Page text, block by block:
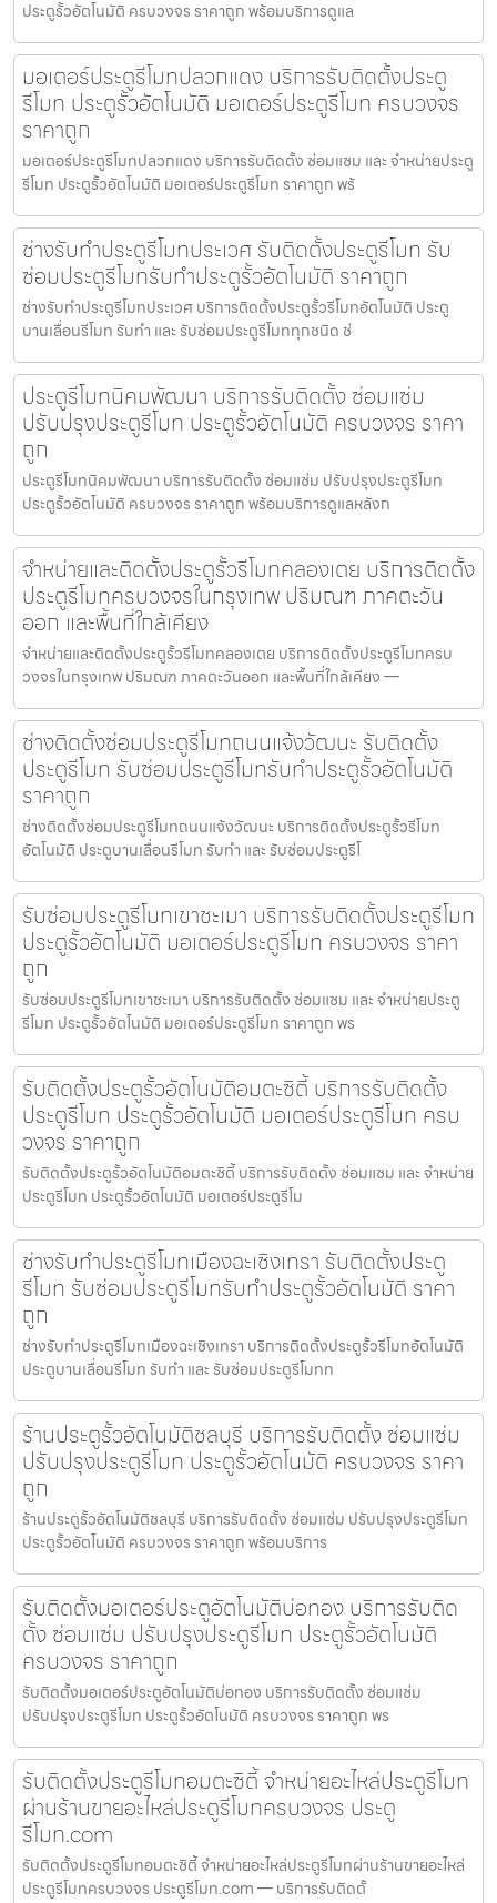
ประตูรั้วอัตโนมัติ ครบวงจร ราคาถูก พร้อมบริการดูแล
มอเตอร์ประตูรีโมทปลวกแดง บริการรับติดตั้งประตู
รีโมท ประตูรั้วอัตโนมัติ มอเตอร์ประตูรีโมท ครบวงจร
ราคาถูก
มอเตอร์ประตูรีโมทปลวกแดง บริการรับติดตั้ง ซ่อมแซม และ จำหน่ายประตู
รีโมท ประตูรั้วอัตโนมัติ มอเตอร์ประตูรีโมท ราคาถูก พร้
ช่างรับทำประตูรีโมทประเวศ รับติดตั้งประตูรีโมท รับ
ซ่อมประตูรีโมทรับทำประตูรั้วอัตโนมัติ ราคาถูก
ช่างรับทำประตูรีโมทประเวศ บริการติดตั้งประตูรั้วรีโมทอัตโนมัติ ประตู
บานเลื่อนรีโมท รับทำ และ รับซ่อมประตูรีโมททุกชนิด ช่
ประตูรีโมทนิคมพัฒนา บริการรับติดตั้ง ซ่อมแซ่ม
ปรับปรุงประตูรีโมท ประตูรั้วอัตโนมัติ ครบวงจร ราคา
ถูก
ประตูรีโมทนิคมพัฒนา บริการรับติดตั้ง ซ่อมแซ่ม ปรับปรุงประตูรีโมท
ประตูรั้วอัตโนมัติ ครบวงจร ราคาถูก พร้อมบริการดูแลหลังก
จำหน่ายและติดตั้งประตูรั้วรีโมทคลองเตย บริการติดตั้ง
ประตูรีโมทครบวงจรในกรุงเทพ ปริมณฑ ภาคตะวัน
ออก และพื้นที่ใกล้เคียง
จำหน่ายและติดตั้งประตูรั้วรีโมทคลองเตย บริการติดตั้งประตูรีโมทครบ
วงจรในกรุงเทพ ปริมณฑ ภาคตะวันออก และพื้นที่ใกล้เคียง —
ช่างติดตั้งซ่อมประตูรีโมทถนนแจ้งวัฒนะ รับติดตั้ง
ประตูรีโมท รับซ่อมประตูรีโมทรับทำประตูรั้วอัตโนมัติ
ราคาถูก
ช่างติดตั้งซ่อมประตูรีโมทถนนแจ้งวัฒนะ บริการติดตั้งประตูรั้วรีโมท
อัตโนมัติ ประตูบานเลื่อนรีโมท รับทำ และ รับซ่อมประตูรีโ
รับซ่อมประตูรีโมทเขาชะเมา บริการรับติดตั้งประตูรีโมท
ประตูรั้วอัตโนมัติ มอเตอร์ประตูรีโมท ครบวงจร ราคา
ถูก
รับซ่อมประตูรีโมทเขาชะเมา บริการรับติดตั้ง ซ่อมแซม และ จำหน่ายประตู
รีโมท ประตูรั้วอัตโนมัติ มอเตอร์ประตูรีโมท ราคาถูก พร
รับติดตั้งประตูรั้วอัตโนมัติอมตะซิตี้ บริการรับติดตั้ง
ประตูรีโมท ประตูรั้วอัตโนมัติ มอเตอร์ประตูรีโมท ครบ
วงจร ราคาถูก
รับติดตั้งประตูรั้วอัตโนมัติอมตะซิตี้ บริการรับติดตั้ง ซ่อมแซม และ จำหน่าย
ประตูรีโมท ประตูรั้วอัตโนมัติ มอเตอร์ประตูรีโม
ช่างรับทำประตูรีโมทเมืองฉะเชิงเทรา รับติดตั้งประตู
รีโมท รับซ่อมประตูรีโมทรับทำประตูรั้วอัตโนมัติ ราคา
ถูก
ช่างรับทำประตูรีโมทเมืองฉะเชิงเทรา บริการติดตั้งประตูรั้วรีโมทอัตโนมัติ
ประตูบานเลื่อนรีโมท รับทำ และ รับซ่อมประตูรีโมทท
ร้านประตูรั้วอัตโนมัติชลบุรี บริการรับติดตั้ง ซ่อมแซ่ม
ปรับปรุงประตูรีโมท ประตูรั้วอัตโนมัติ ครบวงจร ราคา
ถูก
ร้านประตูรั้วอัตโนมัติชลบุรี บริการรับติดตั้ง ซ่อมแซ่ม ปรับปรุงประตูรีโมท
ประตูรั้วอัตโนมัติ ครบวงจร ราคาถูก พร้อมบริการ
รับติดตั้งมอเตอร์ประตูอัตโนมัติบ่อทอง บริการรับติด
ตั้ง ซ่อมแซ่ม ปรับปรุงประตูรีโมท ประตูรั้วอัตโนมัติ
ครบวงจร ราคาถูก
รับติดตั้งมอเตอร์ประตูอัตโนมัติบ่อทอง บริการรับติดตั้ง ซ่อมแซ่ม
ปรับปรุงประตูรีโมท ประตูรั้วอัตโนมัติ ครบวงจร ราคาถูก พร
รับติดตั้งประตูรีโมทอมตะซิตี้ จำหน่ายอะไหล่ประตูรีโมท
ผ่านร้านขายอะไหล่ประตูรีโมทครบวงจร ประตู
รีโมท.com
รับติดตั้งประตูรีโมทอมตะซิตี้ จำหน่ายอะไหล่ประตูรีโมทผ่านร้านขายอะไหล่
ประตูรีโมทครบวงจร ประตูรีโมท.com — บริการรับติดตั้